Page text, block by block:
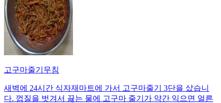
고구마줄기무침
새벽에 24시간 식자재마트에 가서 고구마줄기 3단을 샀습니
다. 껍질을 벗겨서 끓는 물에 고구마 줄기가 약간 익으면 얼른